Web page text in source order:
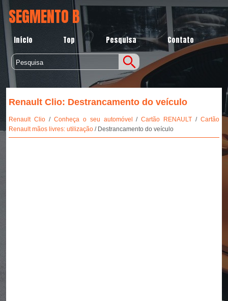
SEGMENTO B
Início Top Pesquisa Contato
Renault Clio: Destrancamento do veículo
Renault Clio/ Conheça o seu automóvel /Cartão RENAULT /Cartão
Renault mãos livres: utilização/ Destrancamento do veículo